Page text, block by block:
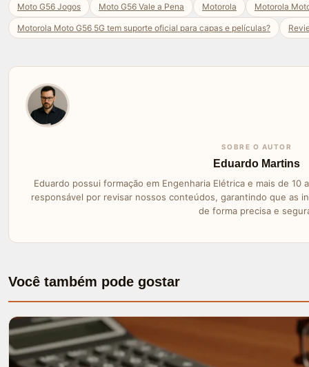
Moto G56 Jogos Moto G56 Vale a Pena Motorola Motorola
Motorola Moto G56 5G tem suporte oficial para capas e películas?
SOBRE O AUTOR
Eduardo Martins
Eduardo possui formação em Engenharia Elétrica e mais de
responsável por revisar nossos conteúdos, garantindo que as
de forma precisa e
Você também pode gostar